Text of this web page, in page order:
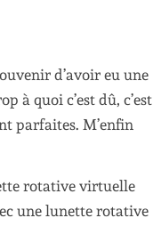
d’avoir eu une
à quoi c’est dû, c’est
parfaites. M’enfin
rotative virtuelle
une lunette rotative